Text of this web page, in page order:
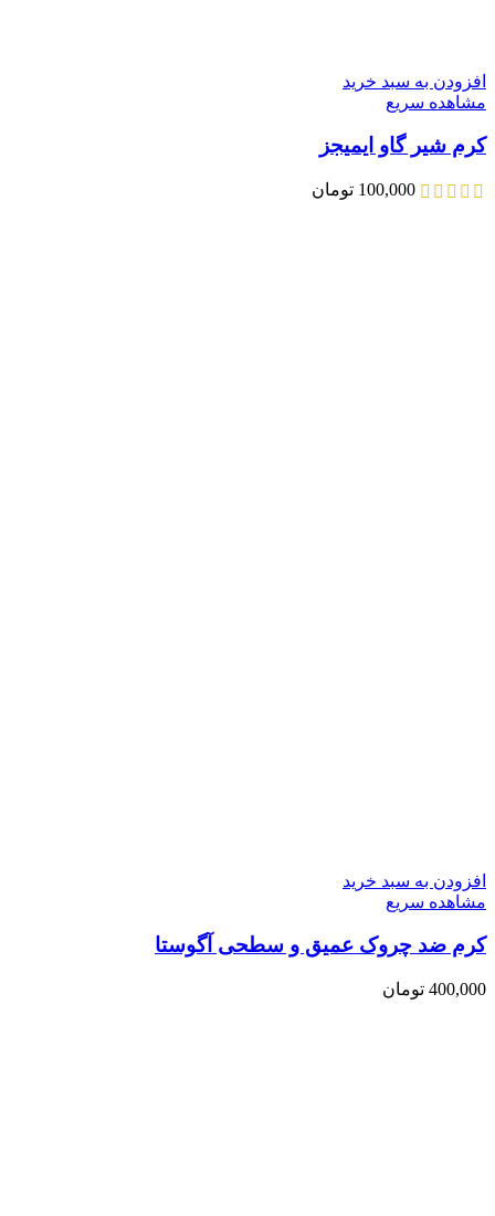
افزودن به سبد خرید
مشاهده سریع
کرم شیر گاو ایمیجز
100,000 تومان
افزودن به سبد خرید
مشاهده سریع
کرم ضد چروک عمیق و سطحی آگوستا
400,000 تومان